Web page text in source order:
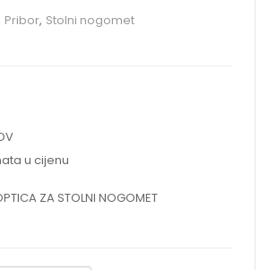
Pribor, Stolni nogomet
u cijenu
ZA STOLNI NOGOMET